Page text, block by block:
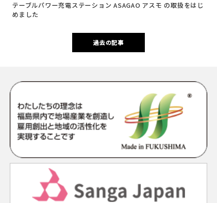
テーブルパワー充電ステーション ASAGAO アスモ の取扱をはじ
めました
過去の記事